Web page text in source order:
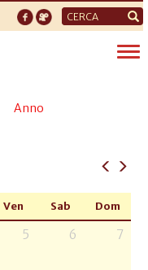
Form
di
ricerca
Anno
Ven Sab Dom
5 6 7